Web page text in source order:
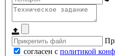
согласен с политикой